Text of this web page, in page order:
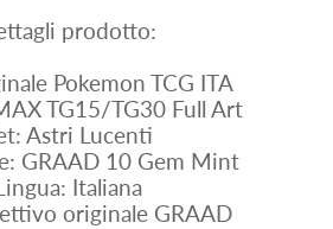
prodotto:
Pokemon TCG ITA
TG15/TG30 Full Art
Astri Lucenti
GRAAD 10 Gem Mint
Italiana
originale GRAAD